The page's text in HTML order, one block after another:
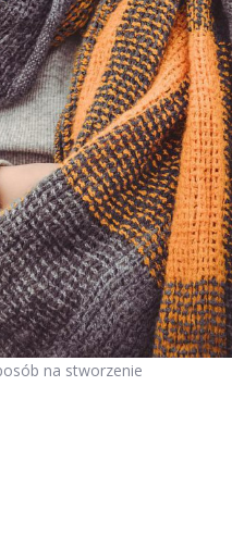
na stworzenie